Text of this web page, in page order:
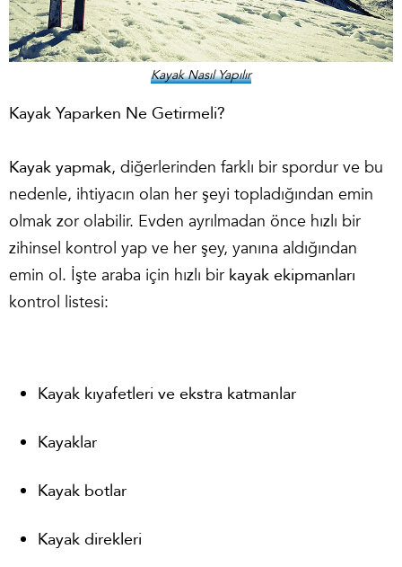
Kayak Nasıl Yapılır
Kayak Yaparken Ne Getirmeli?
Kayak yapmak, diğerlerinden farklı bir spordur ve bu
nedenle, ihtiyacın olan her şeyi topladığından emin
olmak zor olabilir. Evden ayrılmadan önce hızlı bir
zihinsel kontrol yap ve her şey, yanına aldığından
emin ol. İşte araba için hızlı bir kayak ekipmanları
kontrol listesi:
Kayak kıyafetleri ve ekstra katmanlar
Kayaklar
Kayak botlar
Kayak direkleri